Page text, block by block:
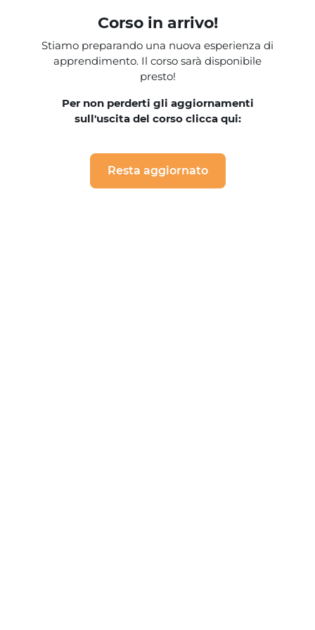
Corso in arrivo!
Stiamo preparando una nuova esperienza di
apprendimento. Il corso sarà disponibile
presto!
Per non perderti gli aggiornamenti
sull'uscita del corso clicca qui:
Resta aggiornato